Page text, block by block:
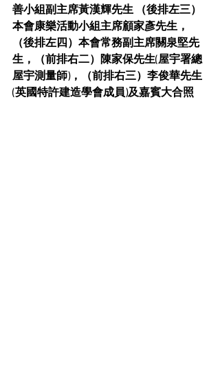
善小組副主席黃漢輝先生 （後排左三）
本會康樂活動小組主席顧家彥先生，
（後排左四）本會常務副主席關泉堅先
生，（前排右二）陳家保先生(屋宇署總
屋宇測量師)，（前排右三）李俊華先生
(英國特許建造學會成員)及嘉賓大合照